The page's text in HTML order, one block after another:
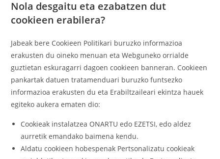
Nola desgaitu eta ezabatzen dut
cookieen erabilera?
Jabeak bere Cookieen Politikari buruzko informazioa
erakusten du oineko menuan eta Webguneko orrialde
guztietan eskuragarri dagoen cookieen banneran. Cookieen
pankartak datuen tratamenduari buruzko funtsezko
informazioa erakusten du eta Erabiltzaileari ekintza hauek
egiteko aukera ematen dio:
Cookieak instalatzea ONARTU edo EZETSI, edo aldez
aurretik emandako baimena kendu.
Aldatu cookieen hobespenak Pertsonalizatu cookieak